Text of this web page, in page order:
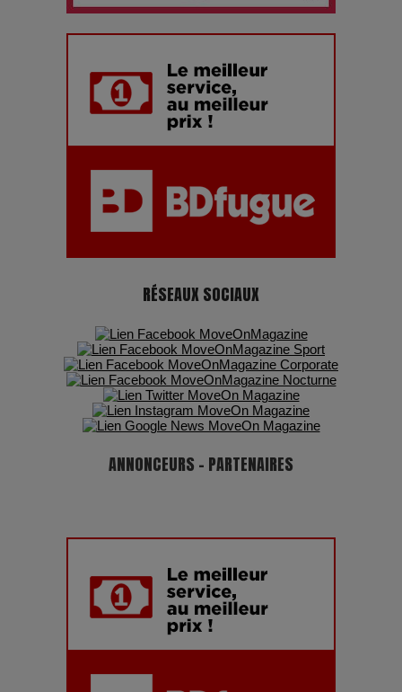
Adieu Jean-Pat : rire au bord du précipice
Pharaonic Festival 2025 : 10 ans d’électro sous les
RÉSEAUX SOCIAUX
ANNONCEURS - PARTENAIRES